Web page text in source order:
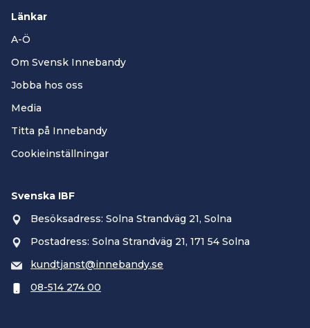
Länkar
A-Ö
Om Svensk Innebandy
Jobba hos oss
Media
Titta på Innebandy
Cookieinställningar
Svenska IBF
Besöksadress: Solna Strandväg 21, Solna
Postadress: Solna Strandväg 21, 171 54 Solna
kundtjanst@innebandy.se
08-514 274 00